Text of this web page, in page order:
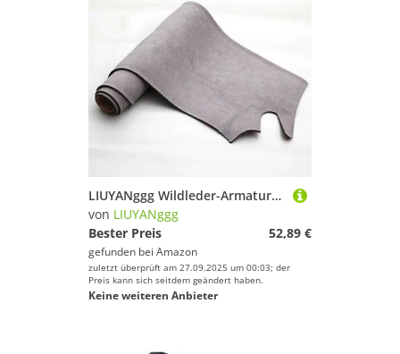
LIUYANggg Wildleder-Armaturenbrettmatte, Armaturenbrett-Pad, Teppich, passend für Honda Civic Type-R, UK-Spezifikation EP3 2002–2005
von LIUYANggg
Bester Preis
52,89 €
gefunden bei Amazon
zuletzt überprüft am 27.09.2025 um 00:03; der
Preis kann sich seitdem geändert haben.
Keine weiteren Anbieter